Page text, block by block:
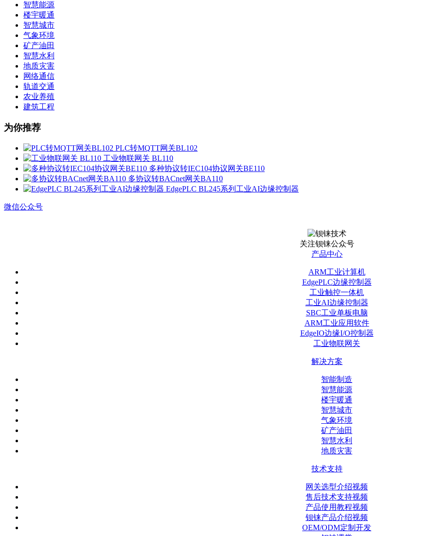
智慧能源
楼宇暖通
智慧城市
气象环境
矿产油田
智慧水利
地质灾害
网络通信
轨道交通
农业养殖
建筑工程
为你推荐
PLC转MQTT网关BL102
工业物联网关 BL110
多种协议转IEC104协议网关BE110
多协议转BACnet网关BA110
EdgePLC BL245系列工业AI边缘控制器
微信公众号
关注钡铼公众号
产品中心
ARM工业计算机
EdgePLC边缘控制器
工业触控一体机
工业AI边缘控制器
SBC工业单板电脑
ARM工业应用软件
EdgeIO边缘I/O控制器
工业物联网关
解决方案
智能制造
智慧能源
楼宇暖通
智慧城市
气象环境
矿产油田
智慧水利
地质灾害
技术支持
网关选型介绍视频
售后技术支持视频
产品使用教程视频
钡铼产品介绍视频
OEM/ODM定制开发